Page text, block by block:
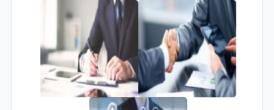
لا تقتصر خدمات شركة الباسم لإلحاق العمالة المصرية بالخارج
على التوظيف الدولي فقط، بل تمتد أيضًا إلى خدمات التوظيف
المحلي من خلال التعاون مع شركات شقيقة شارك في
تأسيسها مساهمون من الشركة. ويهدف هذا التكامل إلى
توفير أفضل العناصر الوظيفية وفق مواصفات محددة